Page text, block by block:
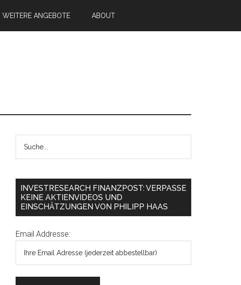
WEITERE ANGEBOTE ABOUT
INVESTRESEARCH FINANZPOST: VERPASSE
KEINE AKTIENVIDEOS UND
EINSCHÄTZUNGEN VON PHILIPP HAAS
Email Addresse: